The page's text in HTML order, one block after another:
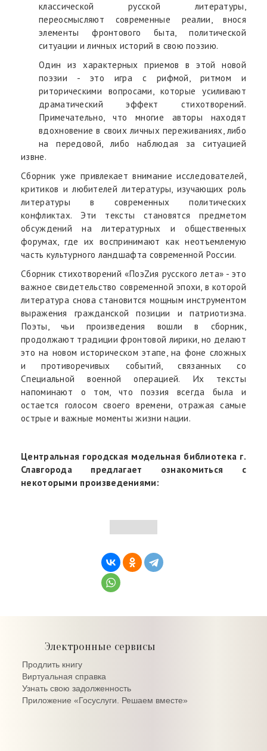
классической русской литературы,
переосмысляют современные реалии, внося
элементы фронтового быта, политической
ситуации и личных историй в свою поэзию.
Один из характерных приемов в этой новой
поэзии - это игра с рифмой, ритмом и
риторическими вопросами, которые усиливают
драматический эффект стихотворений.
Примечательно, что многие авторы находят
вдохновение в своих личных переживаниях, либо
на передовой, либо наблюдая за ситуацией
извне.
Сборник уже привлекает внимание исследователей,
критиков и любителей литературы, изучающих роль
литературы в современных политических
конфликтах. Эти тексты становятся предметом
обсуждений на литературных и общественных
форумах, где их воспринимают как неотъемлемую
часть культурного ландшафта современной России.
Сборник стихотворений «ПоэZия русского лета» - это
важное свидетельство современной эпохи, в которой
литература снова становится мощным инструментом
выражения гражданской позиции и патриотизма.
Поэты, чьи произведения вошли в сборник,
продолжают традиции фронтовой лирики, но делают
это на новом историческом этапе, на фоне сложных
и противоречивых событий, связанных со
Специальной военной операцией. Их тексты
напоминают о том, что поэзия всегда была и
остается голосом своего времени, отражая самые
острые и важные моменты жизни нации.
Центральная городская модельная библиотека г.
Славгорода предлагает ознакомиться с
некоторыми произведениями:
Электронные сервисы
Продлить книгу
Виртуальная справка
Узнать свою задолженность
Приложение «Госуслуги. Решаем вместе»